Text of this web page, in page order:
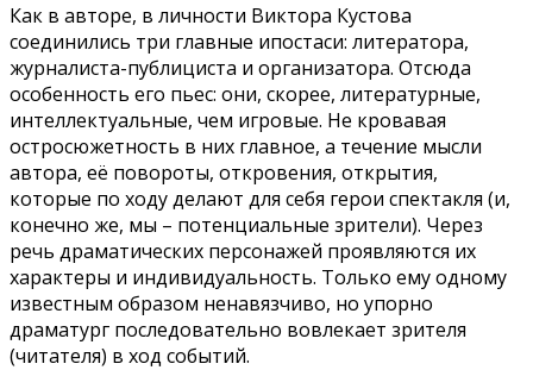
Как в авторе, в личности Виктора Кустова
соединились три главные ипостаси: литератора,
журналиста-публициста и организатора. Отсюда
особенность его пьес: они, скорее, литературные,
интеллектуальные, чем игровые. Не кровавая
остросюжетность в них главное, а течение мысли
автора, её повороты, откровения, открытия,
которые по ходу делают для себя герои спектакля (и,
конечно же, мы – потенциальные зрители). Через
речь драматических персонажей проявляются их
характеры и индивидуальность. Только ему одному
известным образом ненавязчиво, но упорно
драматург последовательно вовлекает зрителя
(читателя) в ход событий.